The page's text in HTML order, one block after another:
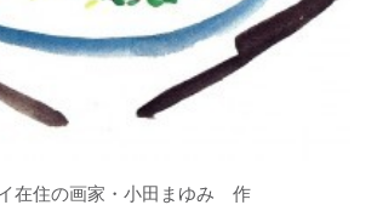
在住の画家・小田まゆみ 作